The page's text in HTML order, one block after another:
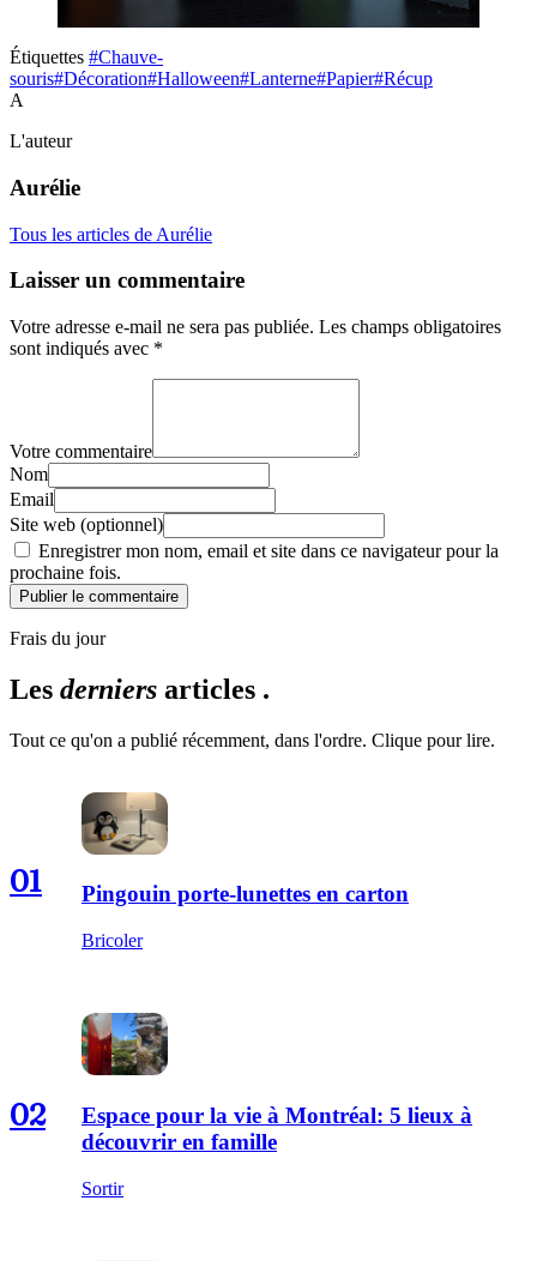
Étiquettes #Chauve-
souris#Décoration#Halloween#Lanterne#Papier#Récup
A
L'auteur
Aurélie
Tous les articles de Aurélie
Laisser un commentaire
Votre adresse e-mail ne sera pas publiée. Les champs obligatoires
sont indiqués avec *
Votre commentaire
Nom
Email
Site web (optionnel)
Enregistrer mon nom, email et site dans ce navigateur pour la
prochaine fois.
Publier le commentaire
Frais du jour
Les derniers articles .
Tout ce qu'on a publié récemment, dans l'ordre. Clique pour lire.
01 Pingouin porte-lunettes en carton
Bricoler
02
Espace pour la vie à Montréal: 5 lieux à
découvrir en famille
Sortir